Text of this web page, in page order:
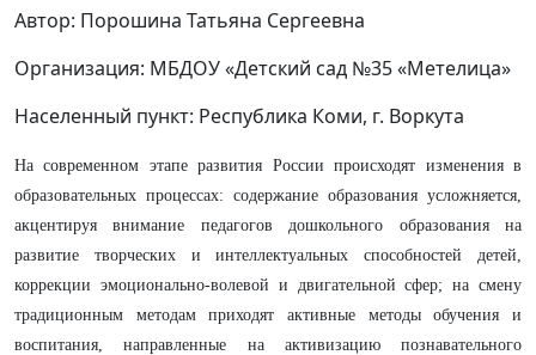
Автор: Порошина Татьяна Сергеевна
Организация: МБДОУ «Детский сад №35 «Метелица»
Населенный пункт: Республика Коми, г. Воркута
На современном этапе развития России происходят изменения в
образовательных процессах: содержание образования усложняется,
акцентируя внимание педагогов дошкольного образования на
развитие творческих и интеллектуальных способностей детей,
коррекции эмоционально-волевой и двигательной сфер; на смену
традиционным методам приходят активные методы обучения и
воспитания, направленные на активизацию познавательного